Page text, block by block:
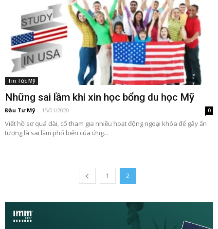
Tin Tức Mỹ
Những sai lầm khi xin học bổng du học Mỹ
Đầu Tư Mỹ - 15/01/2020 0
Viết hồ sơ quá dài, cố tham gia nhiều hoạt động ngoại khóa để gây ấn
tượng là sai lầm phổ biến của ứng...
1 2